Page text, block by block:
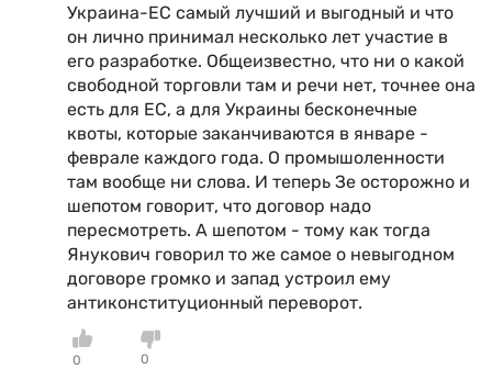
Украина-ЕС самый лучший и выгодный и что
он лично принимал несколько лет участие в
его разработке. Общеизвестно, что ни о какой
свободной торговли там и речи нет, точнее она
есть для ЕС, а для Украины бесконечные
квоты, которые заканчиваются в январе -
феврале каждого года. О промышоленности
там вообще ни слова. И теперь Зе осторожно и
шепотом говорит, что договор надо
пересмотреть. А шепотом - тому как тогда
Янукович говорил то же самое о невыгодном
договоре громко и запад устроил ему
антиконституционный переворот.
0
0